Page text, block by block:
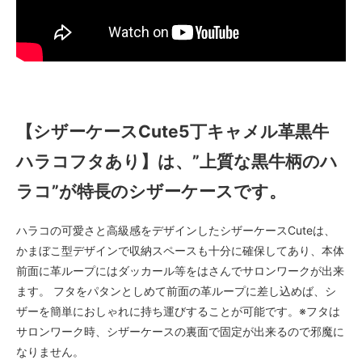
【シザーケースCute5丁キャメル革黒牛
ハラコフタあり】は、”上質な黒牛柄のハ
ラコ”が特長のシザーケースです。
ハラコの可愛さと高級感をデザインしたシザーケースCuteは、
かまぼこ型デザインで収納スペースも十分に確保してあり、本体
前面に革ループにはダッカール等をはさんでサロンワークが出来
ます。 フタをパタンとしめて前面の革ループに差し込めば、シ
ザーを簡単におしゃれに持ち運びすることが可能です。※フタは
サロンワーク時、シザーケースの裏面で固定が出来るので邪魔に
なりません。